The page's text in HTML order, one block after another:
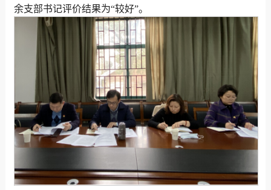
余支部书记评价结果为“较好”。